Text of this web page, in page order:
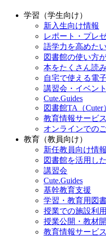
学習（学生向け）
新入生向け情報
レポート・プレ
語学力を高めた
図書館の使い方
本をたくさん読
自宅で使える電
講習会・イベント
Cute.Guides
図書館TA（Cuter
教育情報サービス
オンラインでの
教育（教員向け）
新任教員向け情報
図書館を活用し
講習会
Cute.Guides
基幹教育支援
学習・教育用図
授業での施設利
授業公開・教材
教育情報サービス